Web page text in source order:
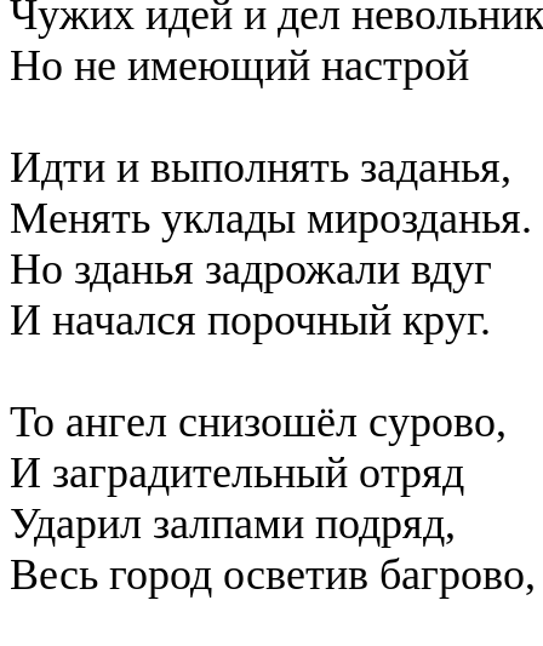
Чужих идей и дел
Но не имеющий настрой
Идти и выполнять заданья,
Менять уклады мирозданья.
Но зданья задрожали вдуг
И начался порочный круг.
То ангел снизошёл сурово,
И заградительный отряд
Ударил залпами подряд,
Весь город осветив багрово,